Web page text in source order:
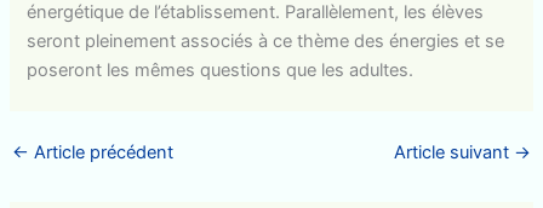
énergétique de l’établissement. Parallèlement, les élèves
seront pleinement associés à ce thème des énergies et se
poseront les mêmes questions que les adultes.
← Article précédent Article suivant →